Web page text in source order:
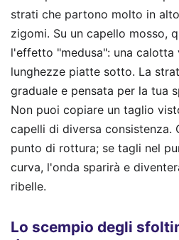
strati che partono molto in
zigomi. Su un capello mosso,
l'effetto "medusa": una calotta
lunghezze piatte sotto. La
graduale e pensata per la tua
Non puoi copiare un taglio
capelli di diversa consistenza.
punto di rottura; se tagli nel
curva, l'onda sparirà e
ribelle.
Lo scempio degli